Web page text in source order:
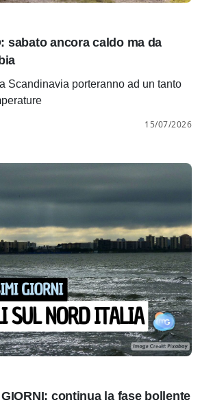
sabato ancora caldo ma da
Scandinavia porteranno ad un tanto
15/07/2026
GIORNI: continua la fase bollente